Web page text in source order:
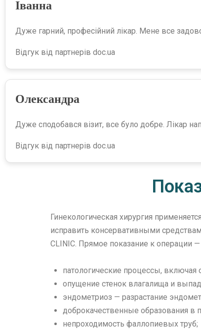
Іванна
Дуже гарний, професійний лікар. Мене все
Відгук від партнерів doc.ua
Олександра
Дуже сподобався візит, все було добре. Лікар
Відгук від партнерів doc.ua
Гинекологическая хирургия
исправить консервативными
CLINIC. Прямое показание к операции
патологические процессы, включая
опущение стенок влагалища и
эндометриоз — разрастание
доброкачественные образования
непроходимость фаллопиевых труб;